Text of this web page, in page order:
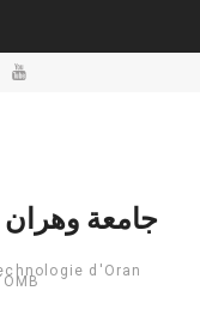
جامعة وهران
d'Oran